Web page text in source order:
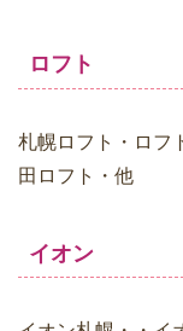
ロフト
札幌ロフト・ロフ
田ロフト・他
イオン